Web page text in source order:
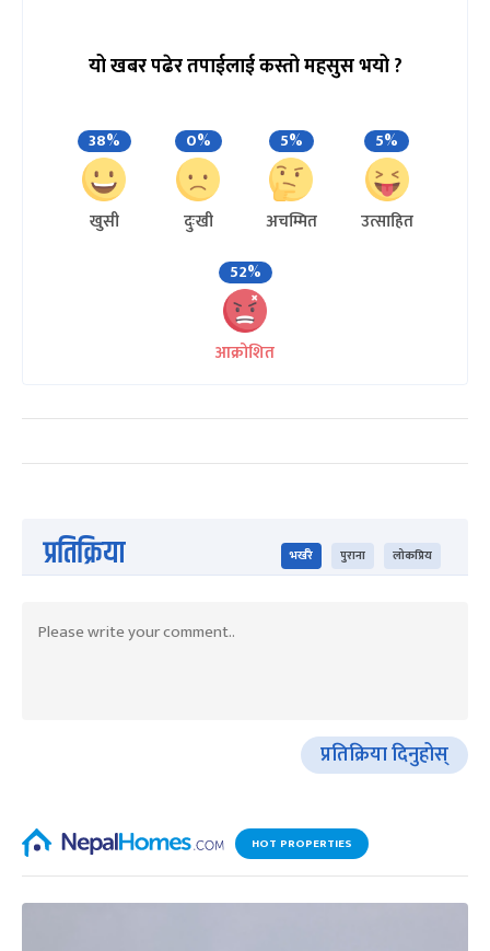
यो खबर पढेर तपाईलाई कस्तो महसुस भयो ?
38%
खुसी
0%
दुःखी
5%
अचम्मित
5%
उत्साहित
52%
आक्रोशित
प्रतिक्रिया भर्खरै पुराना लोकप्रिय
प्रतिक्रिया दिनुहोस्
HOT PROPERTIES